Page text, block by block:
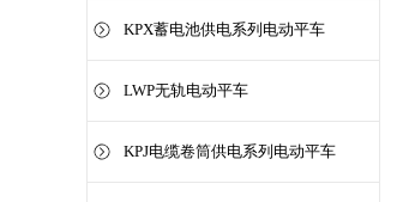
KPX蓄电池供电系列电动平车
LWP无轨电动平车
KPJ电缆卷筒供电系列电动平车